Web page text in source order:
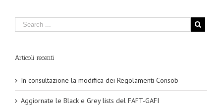
Articoli recenti
In consultazione la modifica dei Regolamenti Consob
Aggiornate le Black e Grey lists del FAFT-GAFI